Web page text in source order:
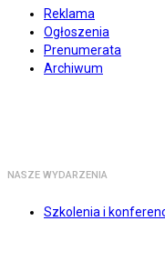
Reklama
Ogłoszenia
Prenumerata
Archiwum
NASZE WYDARZENIA
Szkolenia i